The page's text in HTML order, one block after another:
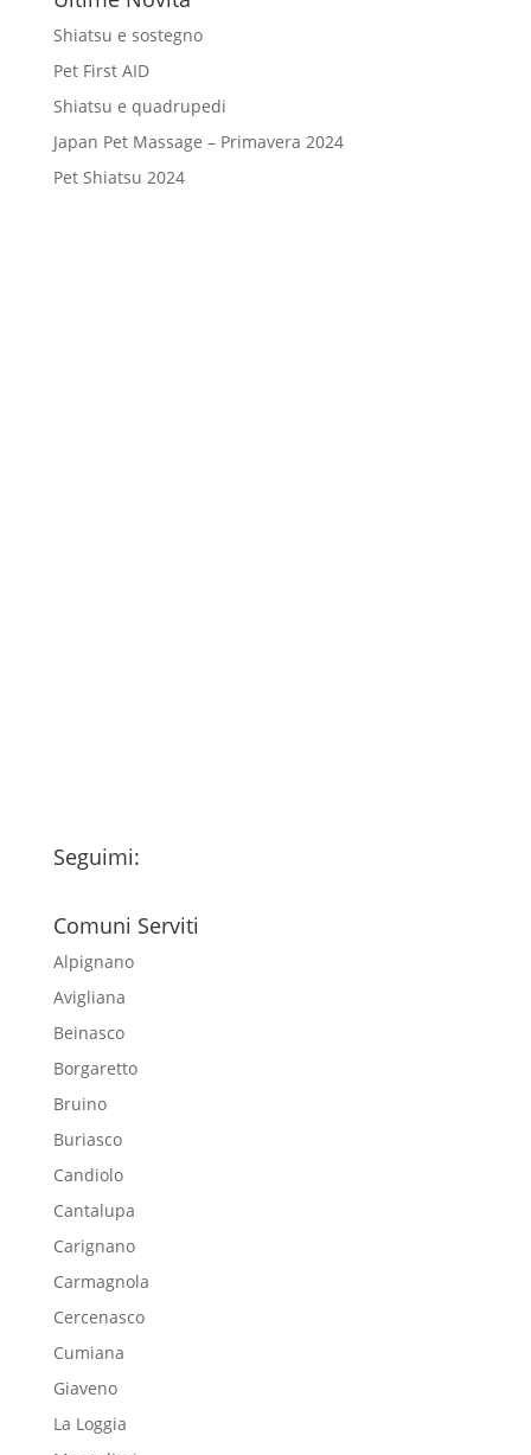
Shiatsu e sostegno
Pet First AID
Shiatsu e quadrupedi
Japan Pet Massage – Primavera 2024
Pet Shiatsu 2024
Seguimi:
Comuni Serviti
Alpignano
Avigliana
Beinasco
Borgaretto
Bruino
Buriasco
Candiolo
Cantalupa
Carignano
Carmagnola
Cercenasco
Cumiana
Giaveno
La Loggia